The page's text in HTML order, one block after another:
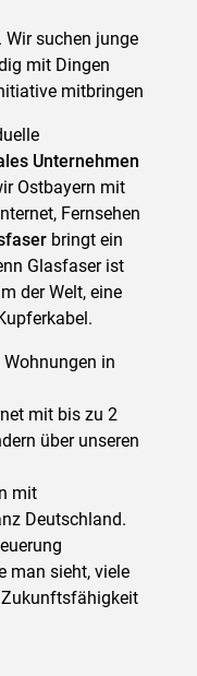
suchen junge
mit Dingen
mitbringen
Unternehmen
Ostbayern mit
Fernsehen
bringt ein
Glasfaser ist
der Welt, eine
in
mit bis zu 2
über unseren
mit
Deutschland.
man sieht, viele